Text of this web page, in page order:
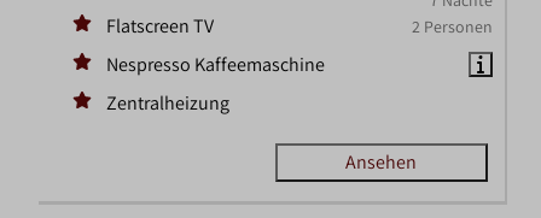
2 Personen
Flatscreen TV
Nespresso Kaffeemaschine
Zentralheizung
Ansehen